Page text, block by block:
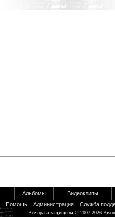
Альбомы
Видеоклипы
Помощь Администрация Служба
Все права защищены © 2007-2026